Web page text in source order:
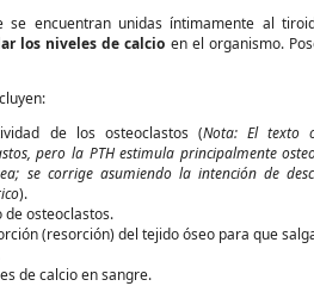
se encuentran unidas íntimamente al
los niveles de calcio en el organismo.
de los osteoclastos (Nota: El texto
pero la PTH estimula principalmente
se corrige asumiendo la intención de
).
osteoclastos.
(resorción) del tejido óseo para que
de calcio en sangre.